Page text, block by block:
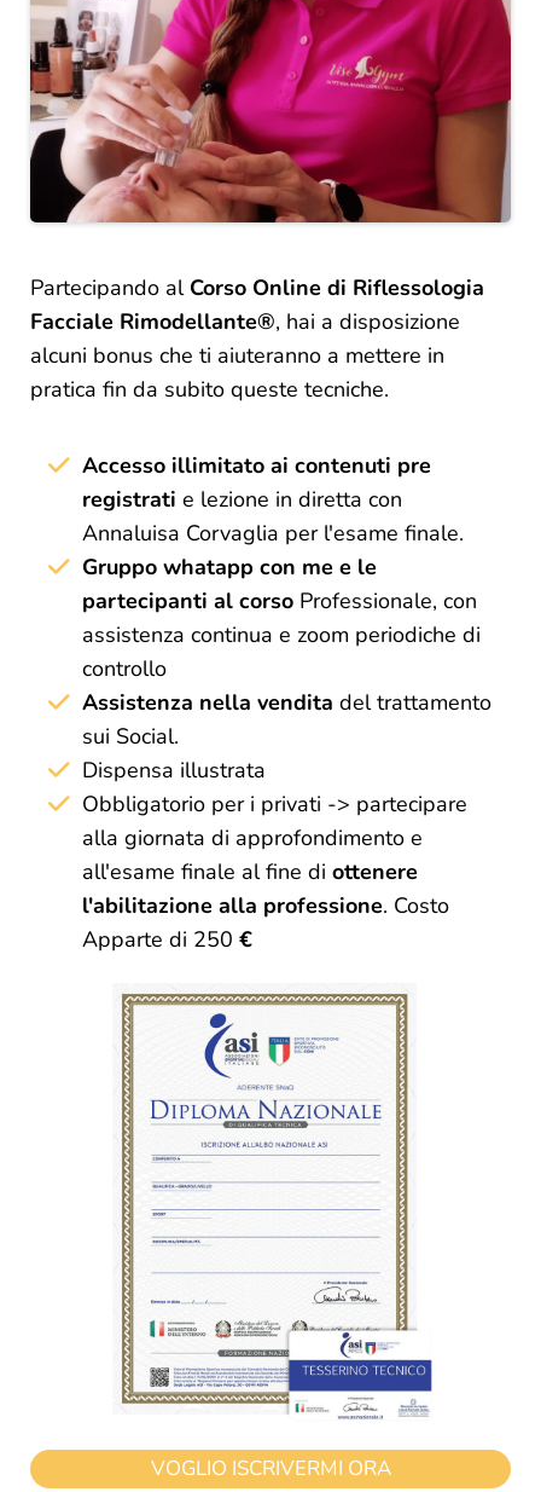
Partecipando al Corso Online di Riflessologia
Facciale Rimodellante®, hai a disposizione
alcuni bonus che ti aiuteranno a mettere in
pratica fin da subito queste tecniche.
Accesso illimitato ai contenuti pre
registrati e lezione in diretta con
Annaluisa Corvaglia per l'esame finale.
Gruppo whatapp con me e le
partecipanti al corso Professionale, con
assistenza continua e zoom periodiche di
controllo
Assistenza nella vendita del trattamento
sui Social.
Dispensa illustrata
Obbligatorio per i privati -> partecipare
alla giornata di approfondimento e
all'esame finale al fine di ottenere
l'abilitazione alla professione. Costo
Apparte di 250 €
VOGLIO ISCRIVERMI ORA